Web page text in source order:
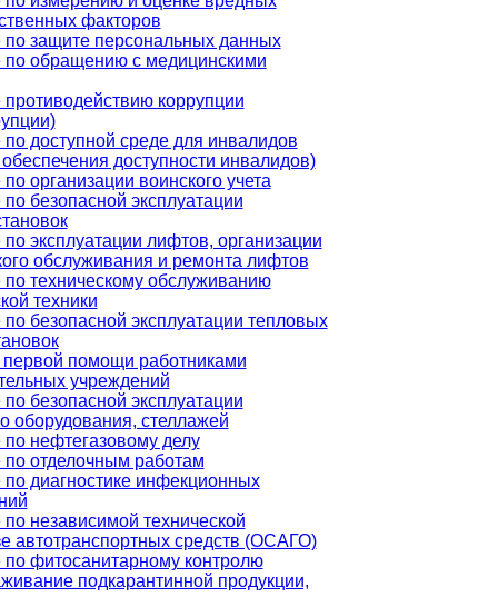
факторов
защите персональных данных
по обращению с медицинскими
коррупции
доступной среде для инвалидов
доступности инвалидов)
организации воинского учета
безопасной эксплуатации
эксплуатации лифтов, организации
обслуживания и ремонта лифтов
техническому обслуживанию
техники
безопасной эксплуатации тепловых
помощи работниками
учреждений
безопасной эксплуатации
оборудования, стеллажей
нефтегазовому делу
отделочным работам
диагностике инфекционных
независимой технической
автотранспортных средств (ОСАГО)
фитосанитарному контролю
подкарантинной продукции,